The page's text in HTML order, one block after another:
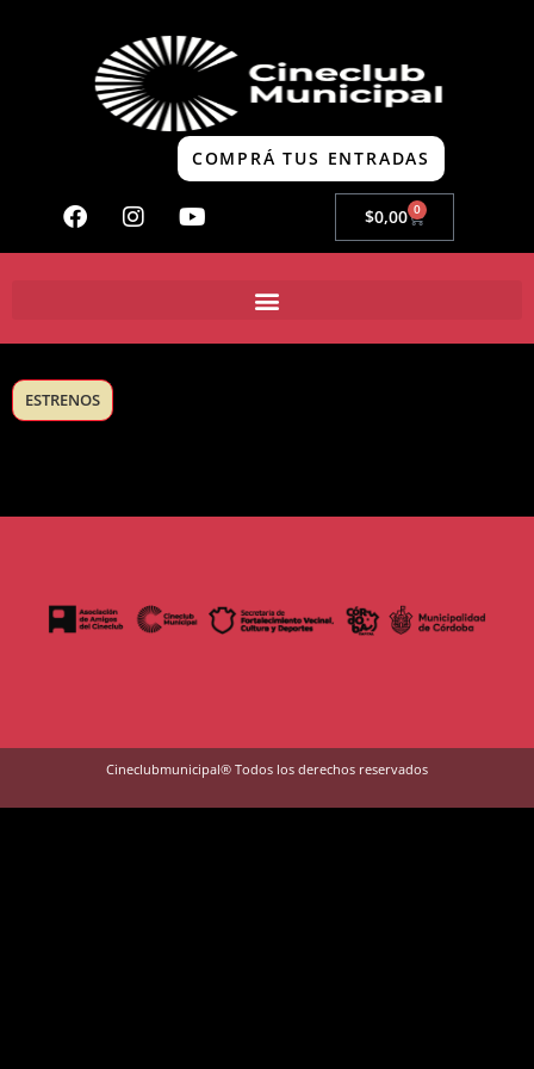
COMPRÁ TUS ENTRADAS
$0,00 0
ESTRENOS
Cineclubmunicipal® Todos los derechos reservados